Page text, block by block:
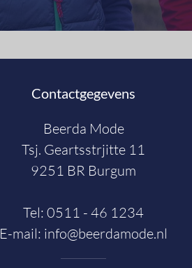
Contactgegevens
Beerda Mode
Tsj. Geartsstrjitte 11
9251 BR Burgum
Tel: 0511 - 46 1234
E-mail: info@beerdamode.nl